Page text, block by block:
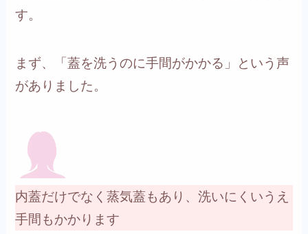
す。
まず、「蓋を洗うのに手間がかかる」という声
がありました。
内蓋だけでなく蒸気蓋もあり、洗いにくいうえ
手間もかかります